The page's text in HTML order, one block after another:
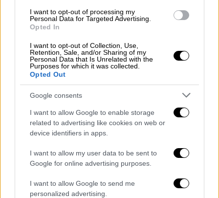
I want to opt-out of processing my
Personal Data for Targeted Advertising.
Opted In
I want to opt-out of Collection, Use,
Retention, Sale, and/or Sharing of my
Personal Data that Is Unrelated with the
Purposes for which it was collected.
Opted Out
Google consents
I want to allow Google to enable storage
related to advertising like cookies on web or
device identifiers in apps.
I want to allow my user data to be sent to
Google for online advertising purposes.
I want to allow Google to send me
personalized advertising.
Δείτε LIVE πού σημειώνονται σεισμοί
Σεισμός στην Εύβοια: Ζημιές σε
σπίτια – Τι λένε οι κάτοικοι
Για επιφανειακό σεισμό που έγινε
έντονα
αισθητός σε όλη την Εύβοια κάνουν
κάτοικοι της περιοχής μιλώντας στην
ιστοσελίδα evima.gr. «Ο σεισμός ήταν τόσο
ισχυρός και επιφανειακός. Φοβηθήκαμε πάρα
πολύ, είχε διάρκεια και βοή. Πεταχτήκαμε
από τα κρεβάτια από τον δυνατό θόρυβο.
Κόσμος είχε βγει έξω από τα σπίτια. Έπεσαν
κάδρα και μικροαντικείμενα μέσα στο σπίτι
μου», δήλωσε χαρακτηριστικά κάτοικος της
περιοχής.